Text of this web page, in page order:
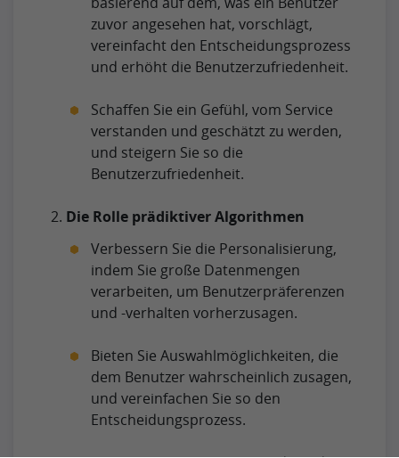
zuvor angesehen hat, vorschlägt,
vereinfacht den Entscheidungsprozess
und erhöht die Benutzerzufriedenheit.
Schaffen Sie ein Gefühl, vom Service
verstanden und geschätzt zu werden,
und steigern Sie so die
Benutzerzufriedenheit.
Die Rolle prädiktiver Algorithmen
Verbessern Sie die Personalisierung,
indem Sie große Datenmengen
verarbeiten, um Benutzerpräferenzen
und -verhalten vorherzusagen.
Bieten Sie Auswahlmöglichkeiten, die
dem Benutzer wahrscheinlich zusagen,
und vereinfachen Sie so den
Entscheidungsprozess.